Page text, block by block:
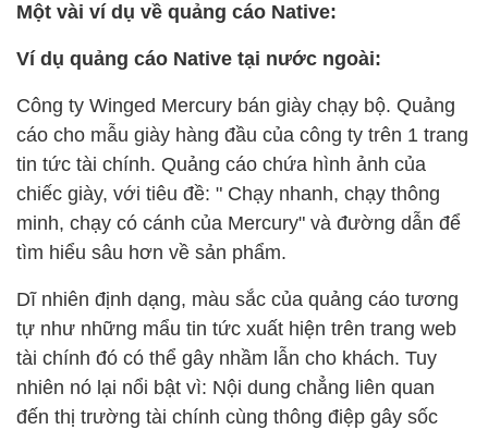
Một vài ví dụ về quảng cáo Native:
Ví dụ quảng cáo Native tại nước ngoài:
Công ty Winged Mercury bán giày chạy bộ. Quảng
cáo cho mẫu giày hàng đầu của công ty trên 1 trang
tin tức tài chính. Quảng cáo chứa hình ảnh của
chiếc giày, với tiêu đề: " Chạy nhanh, chạy thông
minh, chạy có cánh của Mercury" và đường dẫn để
tìm hiểu sâu hơn về sản phẩm.
Dĩ nhiên định dạng, màu sắc của quảng cáo tương
tự như những mẩu tin tức xuất hiện trên trang web
tài chính đó có thể gây nhầm lẫn cho khách. Tuy
nhiên nó lại nổi bật vì: Nội dung chẳng liên quan
đến thị trường tài chính cùng thông điệp gây sốc